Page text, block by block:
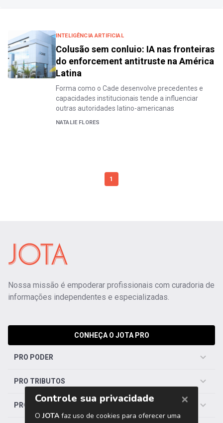
INTELIGÊNCIA ARTIFICIAL
Colusão sem conluio: IA nas fronteiras
do enforcement antitruste na América
Latina
Forma como o Cade desenvolve precedentes e
capacidades institucionais tende a influenciar
outras autoridades latino-americanas
NATALIE FLORES
1
Nossa missão é empoderar profissionais com curadoria de
informações independentes e especializadas.
CONHEÇA O JOTA PRO
PRO PODER
PRO TRIBUTOS
PRO TRABALHISTA